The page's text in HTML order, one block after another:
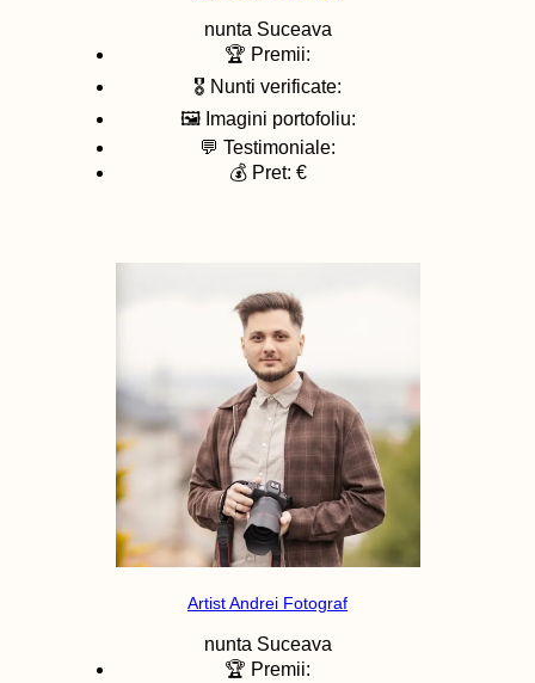
nunta Suceava
🏆 Premii:
🎖️ Nunti verificate:
🖼️ Imagini portofoliu:
💬 Testimoniale:
💰 Pret: €
Artist Andrei Fotograf
nunta Suceava
🏆 Premii: